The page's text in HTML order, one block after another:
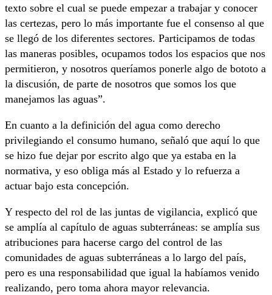
texto sobre el cual se puede empezar a trabajar y conocer
las certezas, pero lo más importante fue el consenso al que
se llegó de los diferentes sectores. Participamos de todas
las maneras posibles, ocupamos todos los espacios que nos
permitieron, y nosotros queríamos ponerle algo de bototo a
la discusión, de parte de nosotros que somos los que
manejamos las aguas”.
En cuanto a la definición del agua como derecho
privilegiando el consumo humano, señaló que aquí lo que
se hizo fue dejar por escrito algo que ya estaba en la
normativa, y eso obliga más al Estado y lo refuerza a
actuar bajo esta concepción.
Y respecto del rol de las juntas de vigilancia, explicó que
se amplía al capítulo de aguas subterráneas: se amplía sus
atribuciones para hacerse cargo del control de las
comunidades de aguas subterráneas a lo largo del país,
pero es una responsabilidad que igual la habíamos venido
realizando, pero toma ahora mayor relevancia.